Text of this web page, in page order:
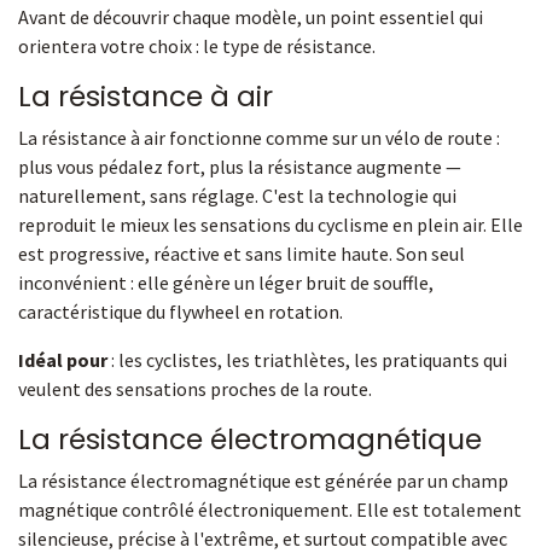
Avant de découvrir chaque modèle, un point essentiel qui
orientera votre choix : le type de résistance.
La résistance à air
La résistance à air fonctionne comme sur un vélo de route :
plus vous pédalez fort, plus la résistance augmente —
naturellement, sans réglage. C'est la technologie qui
reproduit le mieux les sensations du cyclisme en plein air. Elle
est progressive, réactive et sans limite haute. Son seul
inconvénient : elle génère un léger bruit de souffle,
caractéristique du flywheel en rotation.
Idéal pour: les cyclistes, les triathlètes, les pratiquants qui
veulent des sensations proches de la route.
La résistance électromagnétique
La résistance électromagnétique est générée par un champ
magnétique contrôlé électroniquement. Elle est totalement
silencieuse, précise à l'extrême, et surtout compatible avec